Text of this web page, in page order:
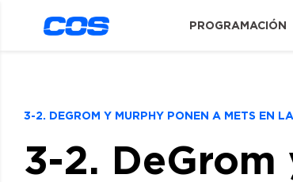
PROGRAMACIÓN
3-2. DEGROM Y MURPHY PONEN A METS EN
3-2. DeGrom